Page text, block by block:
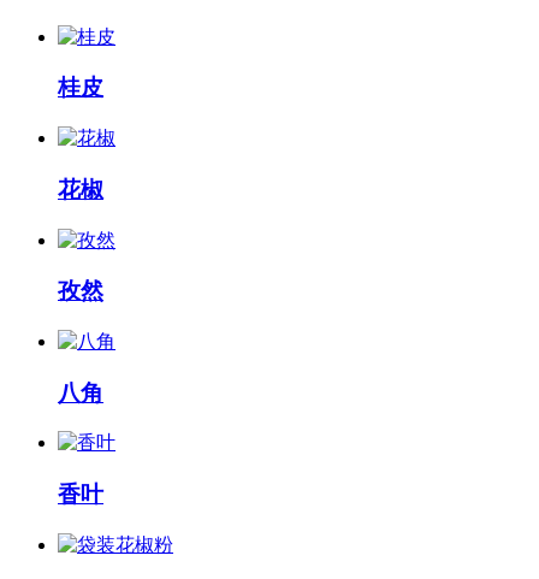
桂皮
花椒
孜然
八角
香叶